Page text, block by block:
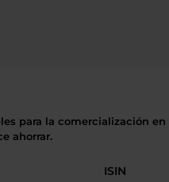
para la comercialización
ahorrar.
ISIN